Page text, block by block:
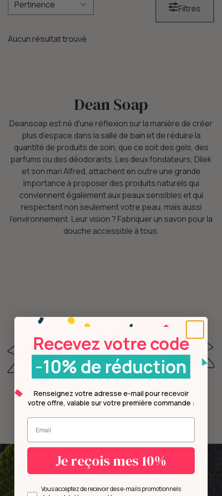
Filtres
Aucun résultat trouvé
Dean Soap
Deansoap est né d'une réflexion sur la manière de créer
plus d'espace dans la salle de bain et de réduire la
quantité de produits de soin, que ce soit des gels, des
parfums ou des déodorants. Les deux fondateurs, Dilek
et son mari Alfred, attachent en outre une grande
importance à proposer des produits naturels qui
conviennent également aux peaux sensibles et qui
respectent non seulement votre peau, mais aussi
l'environnement. Leur vision ? Fabriquer un savon pour la
douche accessible à tous.
Recevez votre code
-10% de réduction
Renseignez votre adresse e-mail pour recevoir
votre offre, valable sur votre première commande :
Entrez votre mail.
Je reçois mes 10%
Opt inVous acceptez de recevoir des e-mails promotionnels